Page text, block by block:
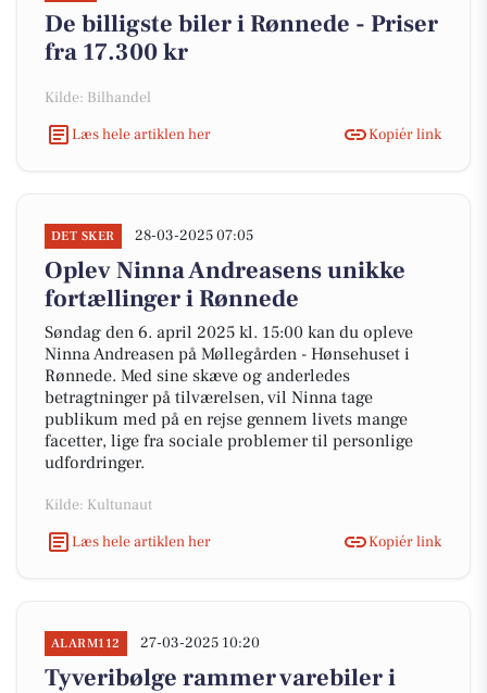
De billigste biler i Rønnede - Priser
fra 17.300 kr
Kilde: Bilhandel
Læs hele artiklen her
Kopiér link
DET SKER 28-03-2025 07:05
Oplev Ninna Andreasens unikke
fortællinger i Rønnede
Søndag den 6. april 2025 kl. 15:00 kan du opleve
Ninna Andreasen på Møllegården - Hønsehuset i
Rønnede. Med sine skæve og anderledes
betragtninger på tilværelsen, vil Ninna tage
publikum med på en rejse gennem livets mange
facetter, lige fra sociale problemer til personlige
udfordringer.
Kilde: Kultunaut
Læs hele artiklen her
Kopiér link
ALARM112 27-03-2025 10:20
Tyveribølge rammer varebiler i